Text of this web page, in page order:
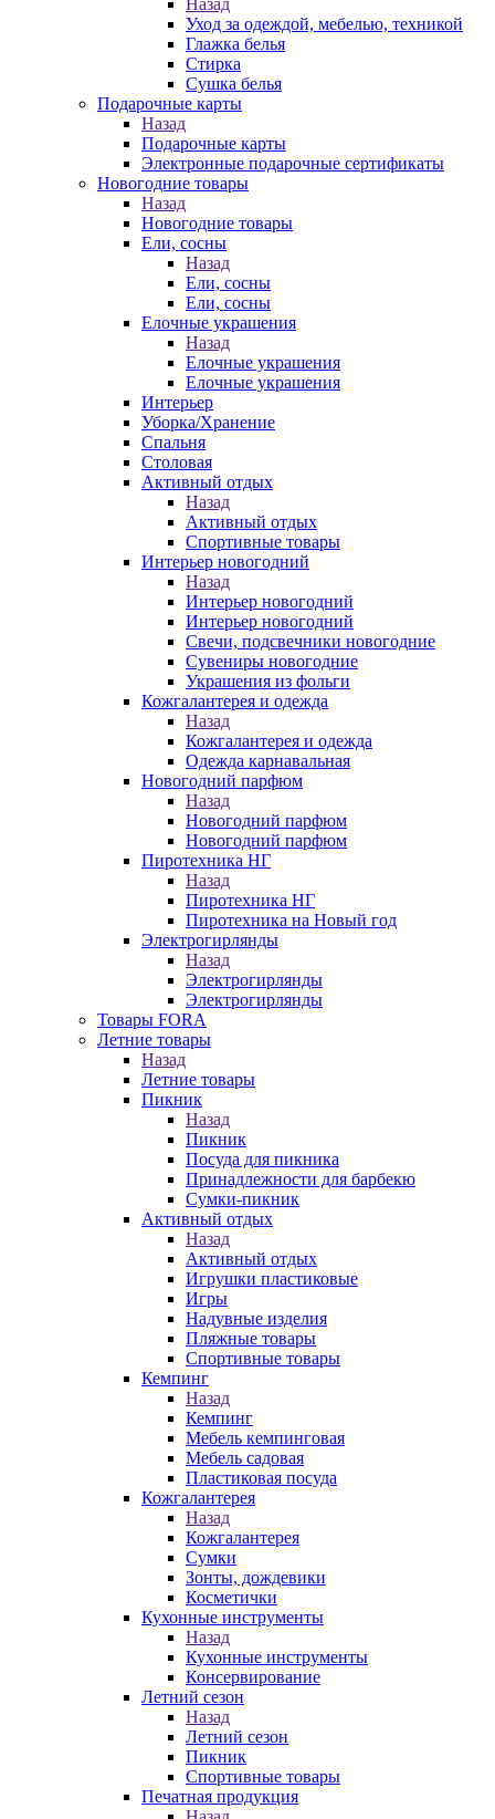
Уход за одеждой, мебелью, техникой
Глажка белья
Стирка
Сушка белья
Подарочные карты
Назад
Подарочные карты
Электронные подарочные сертификаты
Новогодние товары
Назад
Новогодние товары
Ели, сосны
Назад
Ели, сосны
Ели, сосны
Елочные украшения
Назад
Елочные украшения
Елочные украшения
Интерьер
Уборка/Хранение
Спальня
Столовая
Активный отдых
Назад
Активный отдых
Спортивные товары
Интерьер новогодний
Назад
Интерьер новогодний
Интерьер новогодний
Свечи, подсвечники новогодние
Сувениры новогодние
Украшения из фольги
Кожгалантерея и одежда
Назад
Кожгалантерея и одежда
Одежда карнавальная
Новогодний парфюм
Назад
Новогодний парфюм
Новогодний парфюм
Пиротехника НГ
Назад
Пиротехника НГ
Пиротехника на Новый год
Электрогирлянды
Назад
Электрогирлянды
Электрогирлянды
Товары FORA
Летние товары
Назад
Летние товары
Пикник
Назад
Пикник
Посуда для пикника
Принадлежности для барбекю
Сумки-пикник
Активный отдых
Назад
Активный отдых
Игрушки пластиковые
Игры
Надувные изделия
Пляжные товары
Спортивные товары
Кемпинг
Назад
Кемпинг
Мебель кемпинговая
Мебель садовая
Пластиковая посуда
Кожгалантерея
Назад
Кожгалантерея
Сумки
Зонты, дождевики
Косметички
Кухонные инструменты
Назад
Кухонные инструменты
Консервирование
Летний сезон
Назад
Летний сезон
Пикник
Спортивные товары
Печатная продукция